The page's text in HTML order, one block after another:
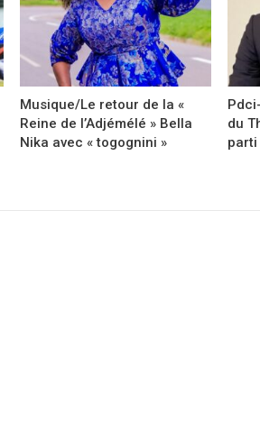
Musique/Le retour de la «
Reine de l’Adjémélé » Bella
Nika avec « togognini »
du
parti